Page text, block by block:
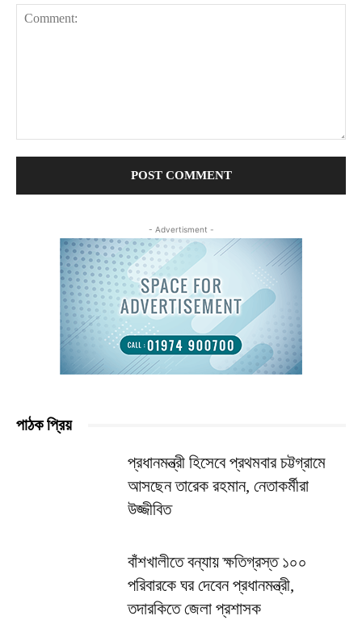
- Advertisment -
পাঠক প্রিয়
প্রধানমন্ত্রী হিসেবে প্রথমবার চট্টগ্রামে
আসছেন তারেক রহমান, নেতাকর্মীরা
উজ্জীবিত
বাঁশখালীতে বন্যায় ক্ষতিগ্রস্ত ১০০
পরিবারকে ঘর দেবেন প্রধানমন্ত্রী,
তদারকিতে জেলা প্রশাসক